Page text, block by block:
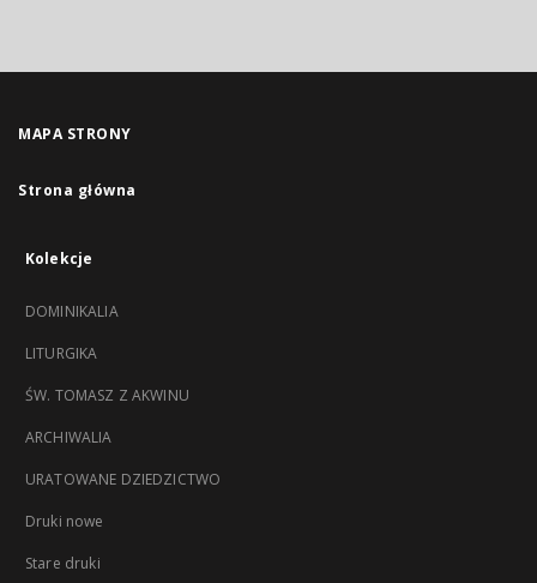
MAPA STRONY
Strona główna
Kolekcje
DOMINIKALIA
LITURGIKA
ŚW. TOMASZ Z AKWINU
ARCHIWALIA
URATOWANE DZIEDZICTWO
Druki nowe
Stare druki